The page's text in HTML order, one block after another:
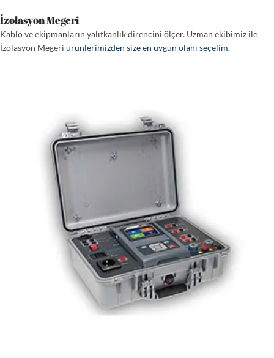
İzolasyon Megeri
Kablo ve ekipmanların yalıtkanlık direncini ölçer. Uzman ekibimiz ile
İzolasyon Megeri ürünlerimizden size en uygun olanı seçelim.